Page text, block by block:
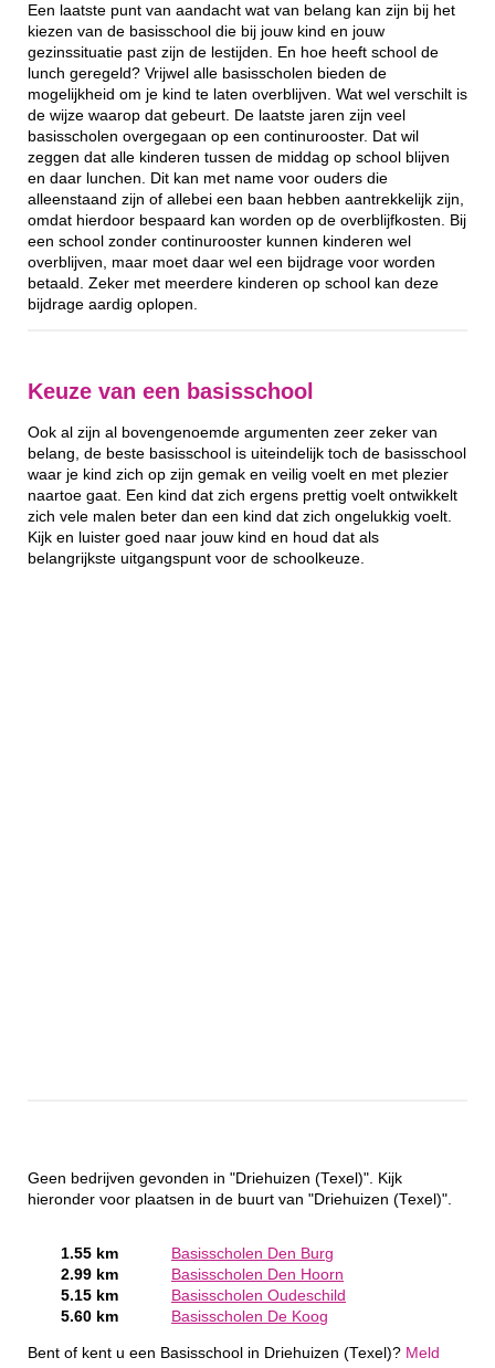
Een laatste punt van aandacht wat van belang kan zijn bij het
kiezen van de basisschool die bij jouw kind en jouw
gezinssituatie past zijn de lestijden. En hoe heeft school de
lunch geregeld? Vrijwel alle basisscholen bieden de
mogelijkheid om je kind te laten overblijven. Wat wel verschilt is
de wijze waarop dat gebeurt. De laatste jaren zijn veel
basisscholen overgegaan op een continurooster. Dat wil
zeggen dat alle kinderen tussen de middag op school blijven
en daar lunchen. Dit kan met name voor ouders die
alleenstaand zijn of allebei een baan hebben aantrekkelijk zijn,
omdat hierdoor bespaard kan worden op de overblijfkosten. Bij
een school zonder continurooster kunnen kinderen wel
overblijven, maar moet daar wel een bijdrage voor worden
betaald. Zeker met meerdere kinderen op school kan deze
bijdrage aardig oplopen.
Keuze van een basisschool
Ook al zijn al bovengenoemde argumenten zeer zeker van
belang, de beste basisschool is uiteindelijk toch de basisschool
waar je kind zich op zijn gemak en veilig voelt en met plezier
naartoe gaat. Een kind dat zich ergens prettig voelt ontwikkelt
zich vele malen beter dan een kind dat zich ongelukkig voelt.
Kijk en luister goed naar jouw kind en houd dat als
belangrijkste uitgangspunt voor de schoolkeuze.
Geen bedrijven gevonden in "Driehuizen (Texel)". Kijk
hieronder voor plaatsen in de buurt van "Driehuizen (Texel)".
1.55 km
Basisscholen Den Burg
2.99 km
Basisscholen Den Hoorn
5.15 km
Basisscholen Oudeschild
5.60 km
Basisscholen De Koog
Bent of kent u een Basisschool in Driehuizen (Texel)? Meld